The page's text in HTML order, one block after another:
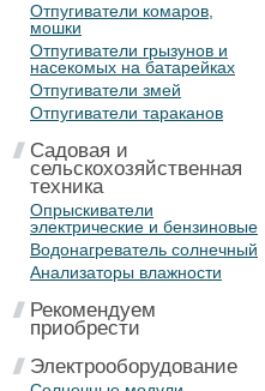
Отпугиватели комаров,
мошки
Отпугиватели грызунов и
насекомых на батарейках
Отпугиватели змей
Отпугиватели тараканов
Садовая и
сельскохозяйственная
техника
Опрыскиватели
электрические и бензиновые
Водонагреватель солнечный
Анализаторы влажности
Рекомендуем
приобрести
Электрооборудование